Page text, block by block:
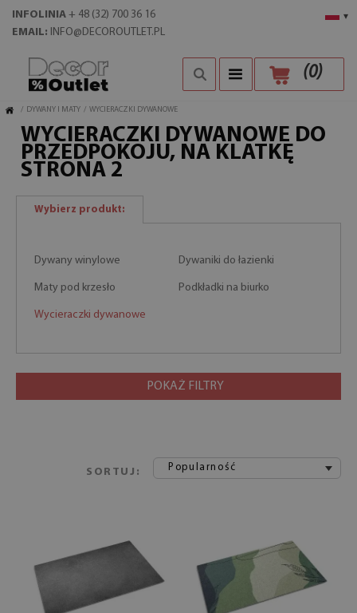
▾
INFOLINIA + 48 (32) 700 36 16
EMAIL: INFO@DECOROUTLET.PL
(0)
/ DYWANY I MATY / WYCIERACZKI DYWANOWE
WYCIERACZKI DYWANOWE DO
PRZEDPOKOJU, NA KLATKĘ
STRONA 2
Wybierz produkt:
Dywany winylowe Dywaniki do łazienki
Maty pod krzesło Podkładki na biurko
Wycieraczki dywanowe
POKAŻ FILTRY
SORTUJ: Popularność